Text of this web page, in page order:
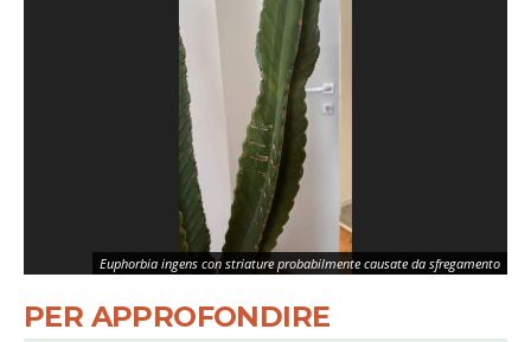
Euphorbia ingens con striature probabilmente causate da sfregamento
PER APPROFONDIRE